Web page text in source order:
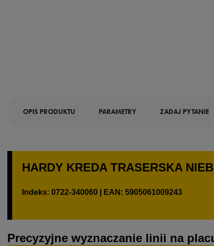
OPIS PRODUKTU PARAMETRY ZADAJ PYTANIE
HARDY KREDA TRASERSKA
Indeks: 0722-340060 | EAN: 5905061009243
Precyzyjne wyznaczanie linii na